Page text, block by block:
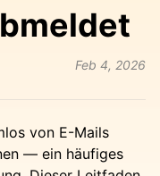
Feb 4, 2026
von E-Mails
— ein häufiges